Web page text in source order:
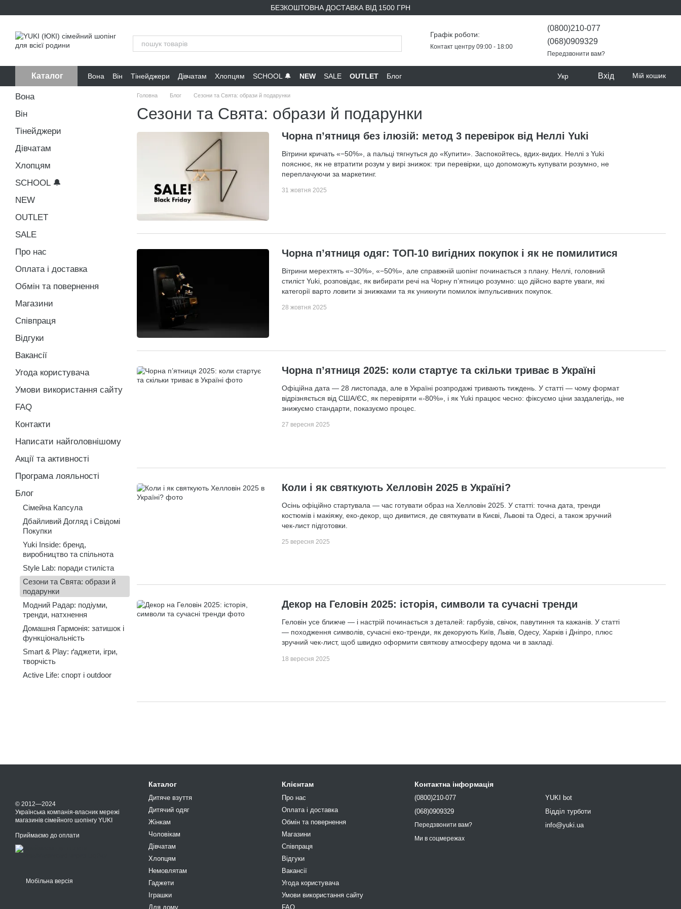
БЕЗКОШТОВНА ДОСТАВКА ВІД 1500 ГРН
Графік роботи:
Контакт центру 09:00 - 18:00
(0800)210-077
(068)0909329
Передзвонити вам?
Каталог Вона Він Тінейджери Дівчатам Хлопцям SCHOOL 🔔 NEW SALE OUTLET Блог Укр Вхід Мій кошик
Головна Блог Сезони та Свята: образи й подарунки
Сезони та Свята: образи й подарунки
Чорна п’ятниця без ілюзій: метод 3 перевірок від Неллі Yuki
Вітрини кричать «−50%», а пальці тягнуться до «Купити». Заспокойтесь, вдих-видих. Неллі з Yuki
пояснює, як не втратити розум у вирі знижок: три перевірки, що допоможуть купувати розумно, не
переплачуючи за маркетинг.
31 жовтня 2025
Чорна п’ятниця одяг: ТОП-10 вигідних покупок і як не помилитися
Вітрини мерехтять «−30%», «−50%», але справжній шопінг починається з плану. Неллі, головний
стиліст Yuki, розповідає, як вибирати речі на Чорну п’ятницю розумно: що дійсно варте уваги, які
категорії варто ловити зі знижками та як уникнути помилок імпульсивних покупок.
28 жовтня 2025
Чорна п’ятниця 2025: коли стартує та скільки триває в Україні
Офіційна дата — 28 листопада, але в Україні розпродажі тривають тиждень. У статті — чому формат
відрізняється від США/ЄС, як перевіряти «-80%», і як Yuki працює чесно: фіксуємо ціни заздалегідь, не
знижуємо стандарти, показуємо процес.
27 вересня 2025
Коли і як святкують Хелловін 2025 в Україні?
Осінь офіційно стартувала — час готувати образ на Хелловін 2025. У статті: точна дата, тренди
костюмів і макіяжу, еко-декор, що дивитися, де святкувати в Києві, Львові та Одесі, а також зручний
чек-лист підготовки.
25 вересня 2025
Декор на Геловін 2025: історія, символи та сучасні тренди
Геловін усе ближче — і настрій починається з деталей: гарбузів, свічок, павутиння та кажанів. У статті
— походження символів, сучасні еко-тренди, як декорують Київ, Львів, Одесу, Харків і Дніпро, плюс
зручний чек-лист, щоб швидко оформити святкову атмосферу вдома чи в закладі.
18 вересня 2025
Вона
Він
Тінейджери
Дівчатам
Хлопцям
SCHOOL 🔔
NEW
OUTLET
SALE
Про нас
Оплата і доставка
Обмін та повернення
Магазини
Співпраця
Відгуки
Вакансії
Угода користувача
Умови використання сайту
FAQ
Контакти
Написати найголовнішому
Акції та активності
Програма лояльності
Блог
Сімейна Капсула
Дбайливий Догляд і Свідомі
Покупки
Yuki Inside: бренд,
виробництво та спільнота
Style Lab: поради стиліста
Сезони та Свята: образи й
подарунки
Модний Радар: подіуми,
тренди, натхнення
Домашня Гармонія: затишок і
функціональність
Smart & Play: ґаджети, ігри,
творчість
Active Life: спорт і outdoor
© 2012—2024
Українська компанія-власник мережі
магазинів сімейного шопінгу YUKI
Приймаємо до оплати
Мобільна версія
Каталог
Дитяче взуття
Дитячий одяг
Жінкам
Чоловікам
Дівчатам
Хлопцям
Немовлятам
Гаджети
Іграшки
Для дому
Клієнтам
Про нас
Оплата і доставка
Обмін та повернення
Магазини
Співпраця
Відгуки
Вакансії
Угода користувача
Умови використання сайту
FAQ
Контактна інформація
(0800)210-077
(068)0909329
Передзвонити вам?
YUKI bot
Відділ турботи
info@yuki.ua
Ми в соцмережах